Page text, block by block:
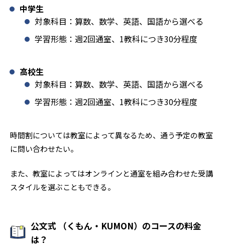
中学生
対象科目：算数、数学、英語、国語から選べる
学習形態：週2回通室、1教科につき30分程度
高校生
対象科目：算数、数学、英語、国語から選べる
学習形態：週2回通室、1教科につき30分程度
時間割については教室によって異なるため、通う予定の教室
に問い合わせたい。
また、教室によってはオンラインと通室を組み合わせた受講
スタイルを選ぶこともできる。
公文式 （くもん・KUMON）のコースの料金
は？